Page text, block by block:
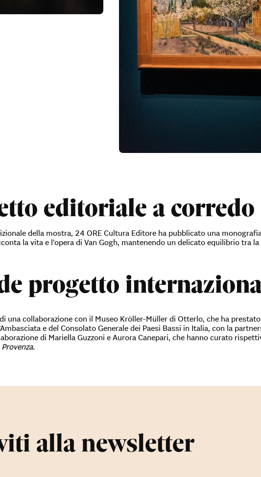
editoriale a corredo
della mostra, 24 ORE Cultura Editore ha pubblicato una
la vita e l’opera di Van Gogh, mantenendo un delicato equilibrio tra
progetto
una collaborazione con il Museo Kröller-Müller di Otterlo, che ha
e del Consolato Generale dei Paesi Bassi in Italia, con la
di Mariella Guzzoni e Aurora Canepari, che hanno curato
alla newsletter